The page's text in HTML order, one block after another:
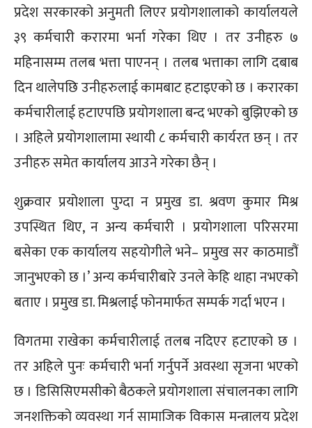
प्रदेश सरकारको अनुमती लिएर प्रयोगशालाको कार्यालयले
३९ कर्मचारी करारमा भर्ना गरेका थिए । तर उनीहरु ७
महिनासम्म तलब भत्ता पाएनन् । तलब भत्ताका लागि दबाब
दिन थालेपछि उनीहरुलाई कामबाट हटाइएको छ । करारका
कर्मचारीलाई हटाएपछि प्रयोगशाला बन्द भएको बुझिएको छ
। अहिले प्रयोगशालामा स्थायी ८ कर्मचारी कार्यरत छन् । तर
उनीहरु समेत कार्यालय आउने गरेका छैन् ।
शुक्रवार प्रयोशाला पुग्दा न प्रमुख डा. श्रवण कुमार मिश्र
उपस्थित थिए, न अन्य कर्मचारी । प्रयोगशाला परिसरमा
बसेका एक कार्यालय सहयोगीले भने– प्रमुख सर काठमाडौं
जानुभएको छ ।’ अन्य कर्मचारीबारे उनले केहि थाहा नभएको
बताए । प्रमुख डा. मिश्रलाई फोनमार्फत सम्पर्क गर्दा भएन ।
विगतमा राखेका कर्मचारीलाई तलब नदिएर हटाएको छ ।
तर अहिले पुनः कर्मचारी भर्ना गर्नुपर्ने अवस्था सृजना भएको
छ । डिसिसिएमसीको बैठकले प्रयोगशाला संचालनका लागि
जनशक्तिको व्यवस्था गर्न सामाजिक विकास मन्त्रालय प्रदेश